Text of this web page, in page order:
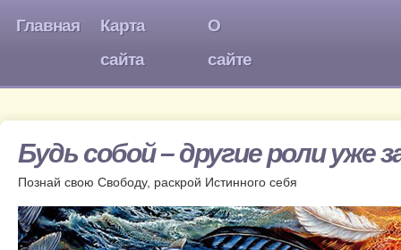
Главная
Карта
сайта
О
сайте
Будь собой – другие роли уже
Познай свою Свободу, раскрой Истинного себя